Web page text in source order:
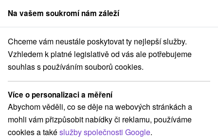
člen skupinySorger
na Slovensku Západné Slovensko Trenčiansky kraj
Atrakce Lubina a v okolí
Kategorie
Všechny kategorie
ZOO a zvieracie farmy(1)
Atrakce s dětmi(1) Pamätníky(1) Horské chaty
Na vašem soukromí nám záleží
Chceme vám neustále poskytovat ty nejlepší služby.
Vzhledem k platné legislativě od vás ale potřebujeme
souhlas s používáním souborů cookies.
Více o personalizaci a měření
Abychom věděli, co se děje na webových stránkách a
mohli vám přizpůsobit nabídky či reklamu, používáme
cookies a takéslužby společnosti Google.